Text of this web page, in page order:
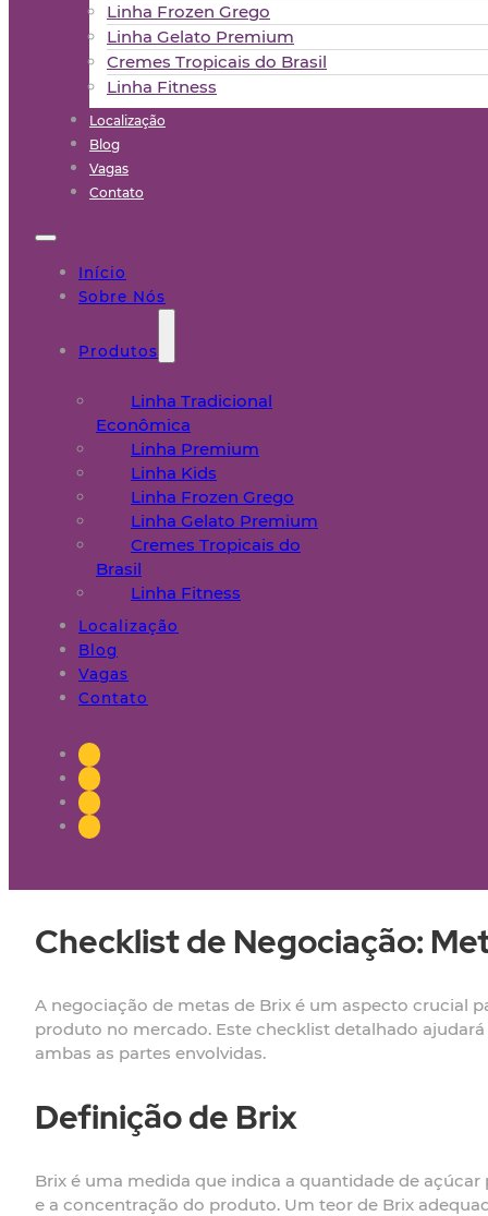
Linha Frozen Grego
Linha Gelato Premium
Cremes Tropicais do Brasil
Linha Fitness
Localização
Blog
Vagas
Contato
Início
Sobre Nós
Produtos
Linha Tradicional
Econômica
Linha Premium
Linha Kids
Linha Frozen Grego
Linha Gelato Premium
Cremes Tropicais do
Brasil
Linha Fitness
Localização
Blog
Vagas
Contato
Checklist de Negociação:
A negociação de metas de Brix é um aspecto crucial
produto no mercado. Este checklist detalhado
ambas as partes envolvidas.
Definição de Brix
Brix é uma medida que indica a quantidade de
e a concentração do produto. Um teor de Brix